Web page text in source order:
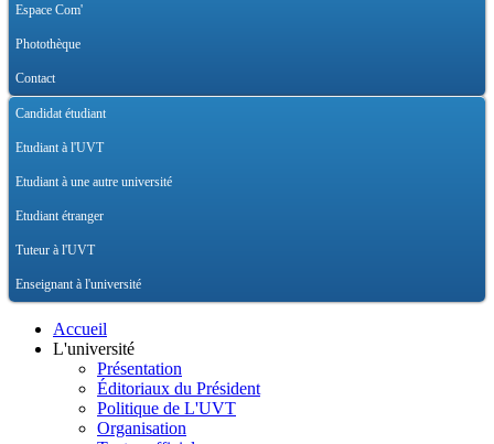
Espace Com'
Photothèque
Contact
Candidat étudiant
Etudiant à l'UVT
Etudiant à une autre université
Etudiant étranger
Tuteur à l'UVT
Enseignant à l'université
Accueil
L'université
Présentation
Éditoriaux du Président
Politique de L'UVT
Organisation